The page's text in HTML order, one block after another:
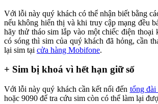
Với lỗi này quý khách có thể nhận biết bằng
nếu không hiển thị và khi truy cập mạng đều
hãy thử tháo sim lắp vào một chiếc điện thoại
có sóng thì sim của quý khách đã hỏng, cần
lại sim tại cửa hàng Mobifone.
+ Sim bị khoá vì hết hạn giữ số
Với lỗi này quý khách cần kết nối đến tổng
hoặc 9090 để tra cứu sim còn có thể làm lại